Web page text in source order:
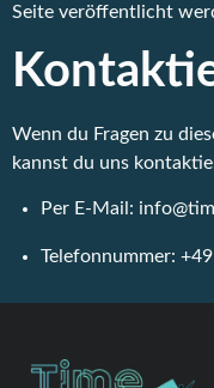
Seite veröffentlicht
Wenn du Fragen zu
kannst du uns
Per E-Mail:
Telefonnummer: